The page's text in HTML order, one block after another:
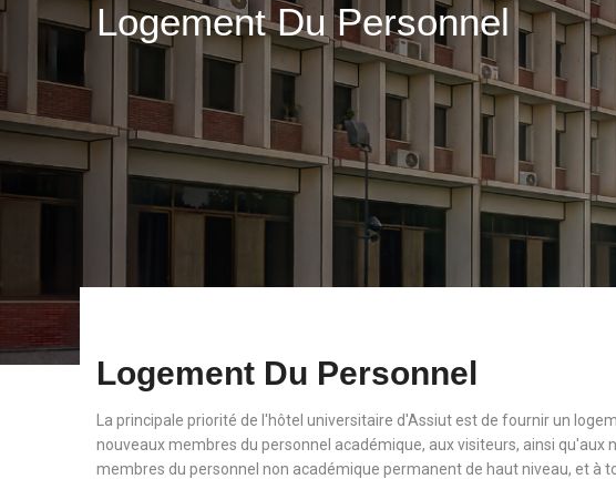
Logement Du Personnel
Logement Du Personnel
La principale priorité de l'hôtel universitaire d'Assiut est de fournir un
nouveaux membres du personnel académique, aux visiteurs, ainsi qu'aux
membres du personnel non académique permanent de haut niveau, et à